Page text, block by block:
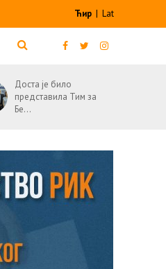
Ћир | Lat
Доста је било
представила Тим за
Бе...